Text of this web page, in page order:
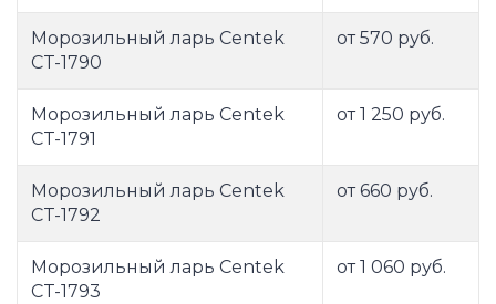
Морозильный ларь Centek
CT-1790
от 570 руб.
Морозильный ларь Centek
CT-1791
от 1 250 руб.
Морозильный ларь Centek
CT-1792
от 660 руб.
Морозильный ларь Centek
CT-1793
от 1 060 руб.